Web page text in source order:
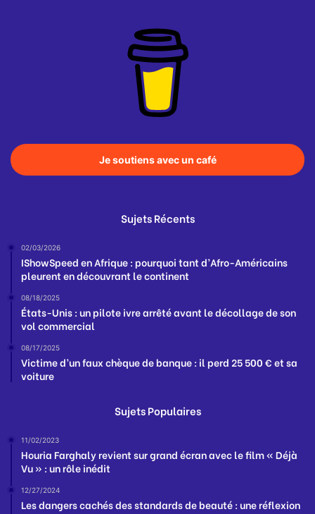
Je soutiens avec un café
Sujets Récents
02/03/2026
IShowSpeed en Afrique : pourquoi tant d’Afro-Américains
pleurent en découvrant le continent
08/18/2025
États-Unis : un pilote ivre arrêté avant le décollage de son
vol commercial
08/17/2025
Victime d’un faux chèque de banque : il perd 25 500 € et sa
voiture
Sujets Populaires
11/02/2023
Houria Farghaly revient sur grand écran avec le film « Déjà
Vu » : un rôle inédit
12/27/2024
Les dangers cachés des standards de beauté : une réflexion